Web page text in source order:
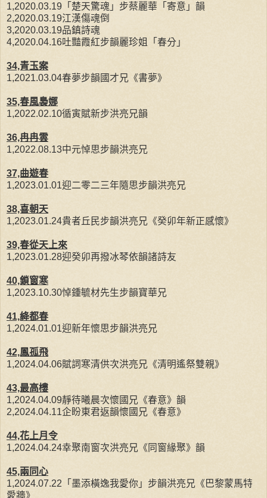
1,2020.03.19「楚天驚魂」步蔡麗華「寄意」韻
2,2020.03.19江漢傷魂倒
3,2020.03.19品鎮詩魂
4,2020.04.16吐豔霞紅步韻麗珍姐「春分」
34,青玉案
1,2021.03.04春夢步韻國才兄《書夢》
35,春風裊娜
1,2022.02.10循寅賦新步洪亮兄韻
36,冉冉雲
1,2022.08.13中元悼思步韻洪亮兄
37,曲遊春
1,2023.01.01迎二零二三年隨思步韻洪亮兄
38,喜朝天
1,2023.01.24貴者丘民步韻洪亮兄《癸卯年新正感懷》
39,春從天上來
1,2023.01.28迎癸卯再撥冰琴依韻諸詩友
40,鎖窗寒
1,2023.10.30悼鍾毓材先生步韻寶華兄
41,絳都春
1,2024.01.01迎新年懷思步韻洪亮兄
42,鳳孤飛
1,2024.04.06賦詞寒清供次洪亮兄《清明遙祭雙親》
43,最高樓
1,2024.04.09靜待曦晨次懷國兄《春意》韻
2,2024.04.11企盼東君返韻懷國兄《春意》
44,花上月令
1,2024.04.24幸聚南窗次洪亮兄《同窗緣聚》韻
45,兩同心
1,2024.07.22「墨添橫逸我愛你」步韻洪亮兄《巴黎蒙馬特
愛牆》